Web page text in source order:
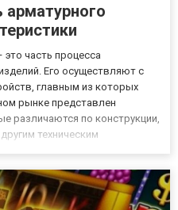
часть процесса
Его осуществляют с
главным из которых
рынке представлен
различаются по конструкции,
техническим
проце...